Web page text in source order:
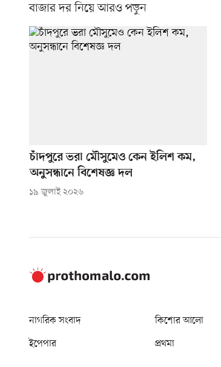
বাজার দর নিয়ে আরও পড়ুন
চাঁদপুরে ভরা মৌসুমেও কেন ইলিশ কম,
অনুসন্ধানে বিশেষজ্ঞ দল
১৯ জুলাই ২০২৬
নাগরিক সংবাদ কিশোর আলো
ইপেপার
প্রথমা